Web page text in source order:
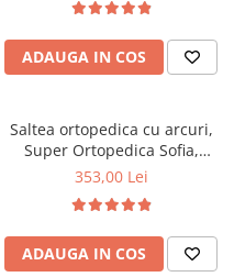
foam 2,5 cm, husa matlasata,
sistem de aerisire perimetral,
greutate maxima sustinuta
120 kg/utilizator, Saltex
ADAUGA IN COS
Saltea ortopedica cu arcuri,
Super Ortopedica Sofia,
70x190x20cm, fermitate
Bonell, fata vara-iarna, sistem
aerisire cu butoni, Saltex
353,00 Lei
ADAUGA IN COS